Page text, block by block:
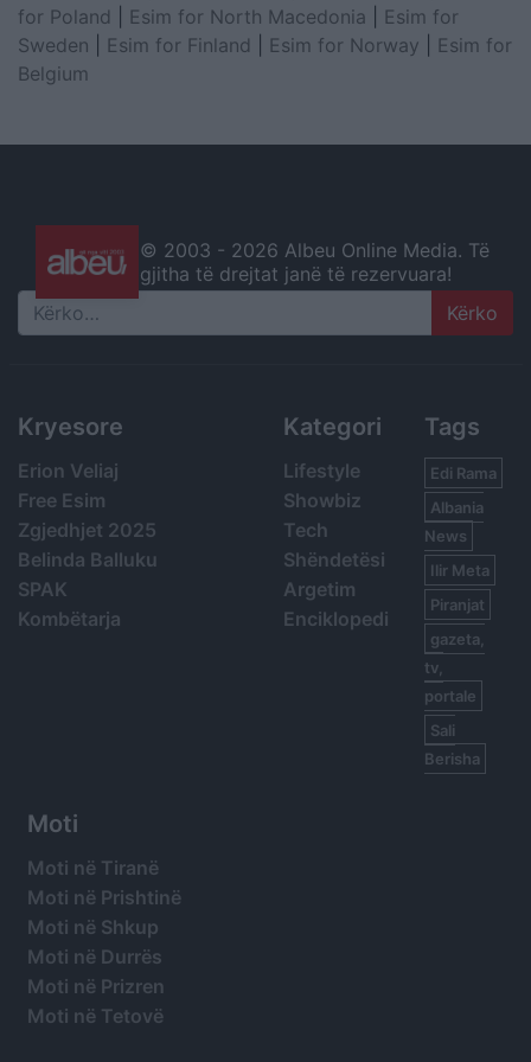
for Poland
Esim for North Macedonia
Esim for
Sweden
Esim for Finland Esim for Norway
Esim for
Belgium
© 2003 - 2026 Albeu Online Media. Të
gjitha të drejtat janë të rezervuara!
Search
Kryesore
Erion Veliaj
Free Esim
Zgjedhjet 2025
Belinda Balluku
SPAK
Kombëtarja
Kategori
Lifestyle
Showbiz
Tech
Shëndetësi
Argetim
Enciklopedi
Tags
Edi Rama
Albania
News
Ilir Meta
Piranjat
gazeta,
tv,
portale
Sali
Berisha
Moti
Moti në Tiranë
Moti në Prishtinë
Moti në Shkup
Moti në Durrës
Moti në Prizren
Moti në Tetovë